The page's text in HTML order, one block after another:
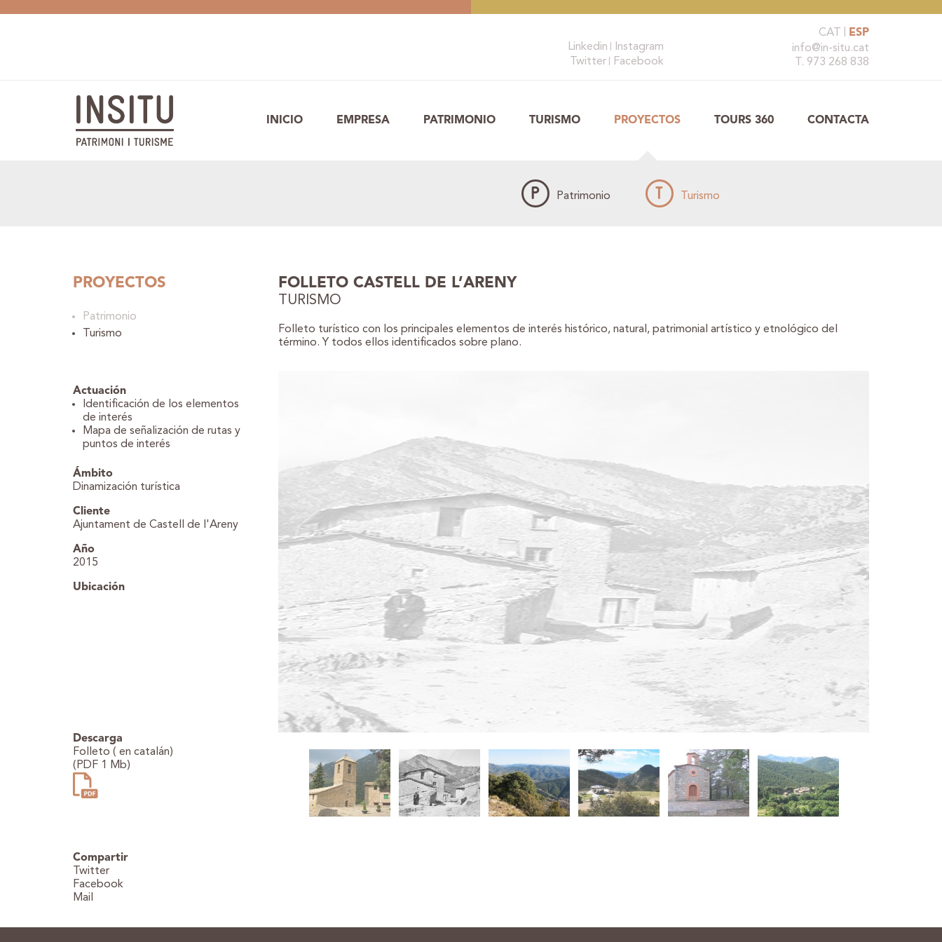
Linkedin
Instagram
Twitter
Facebook
ESP
CAT
info@in-situ.cat
T. 973 268 838
INICIO EMPRESA PATRIMONIO TURISMO PROYECTOS TOURS 360 CONTACTA
P Patrimonio T Turismo
PROYECTOS
Patrimonio
Turismo
Actuación
Identificación de los elementos
de interés
Mapa de señalización de rutas y
puntos de interés
Ámbito
Dinamización turística
Cliente
Ajuntament de Castell de l'Areny
Año
2015
Ubicación
Descarga
Folleto ( en catalán)
(PDF 1 Mb)
Compartir
Twitter
Facebook
Mail
FOLLETO CASTELL DE L’ARENY
TURISMO
Folleto turístico con los principales elementos de interés histórico, natural, patrimonial artístico y etnológico del
término. Y todos ellos identificados sobre plano.